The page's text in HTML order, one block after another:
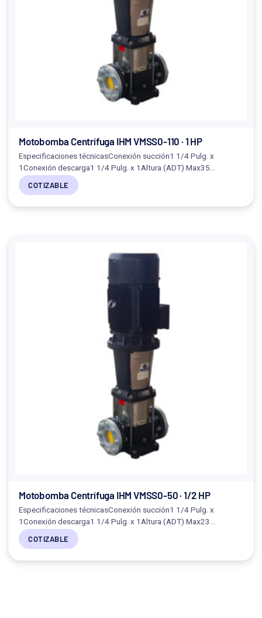
Motobomba Centrífuga IHM VMSS0-110 · 1 HP
Especificaciones técnicasConexión succión1 1/4 Pulg. x
1Conexión descarga1 1/4 Pulg. x 1Altura (ADT) Max35…
COTIZABLE
Motobomba Centrífuga IHM VMSS0-50 · 1/2 HP
Especificaciones técnicasConexión succión1 1/4 Pulg. x
1Conexión descarga1 1/4 Pulg. x 1Altura (ADT) Max23…
COTIZABLE